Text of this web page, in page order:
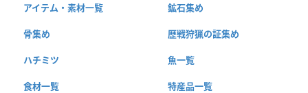
アイテム・素材一覧 鉱石集め
骨集め 歴戦狩猟の証集め
ハチミツ 魚一覧
食材一覧 特産品一覧